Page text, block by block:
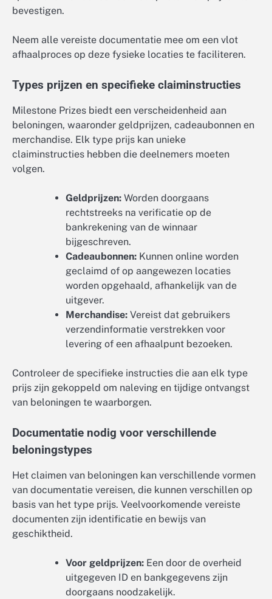
bevestigen.
Neem alle vereiste documentatie mee om een vlot
afhaalproces op deze fysieke locaties te faciliteren.
Types prijzen en specifieke claiminstructies
Milestone Prizes biedt een verscheidenheid aan
beloningen, waaronder geldprijzen, cadeaubonnen en
merchandise. Elk type prijs kan unieke
claiminstructies hebben die deelnemers moeten
volgen.
Geldprijzen: Worden doorgaans
rechtstreeks na verificatie op de
bankrekening van de winnaar
bijgeschreven.
Cadeaubonnen: Kunnen online worden
geclaimd of op aangewezen locaties
worden opgehaald, afhankelijk van de
uitgever.
Merchandise: Vereist dat gebruikers
verzendinformatie verstrekken voor
levering of een afhaalpunt bezoeken.
Controleer de specifieke instructies die aan elk type
prijs zijn gekoppeld om naleving en tijdige ontvangst
van beloningen te waarborgen.
Documentatie nodig voor verschillende
beloningstypes
Het claimen van beloningen kan verschillende vormen
van documentatie vereisen, die kunnen verschillen op
basis van het type prijs. Veelvoorkomende vereiste
documenten zijn identificatie en bewijs van
geschiktheid.
Voor geldprijzen: Een door de overheid
uitgegeven ID en bankgegevens zijn
doorgaans noodzakelijk.